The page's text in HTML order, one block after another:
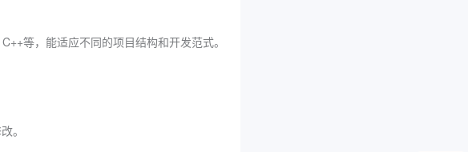
等，能适应不同的项目结构和开发范式。
。